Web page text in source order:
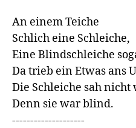
An einem Teiche
Schlich eine Schleiche,
Eine Blindschleiche
Da trieb ein Etwas ans
Die Schleiche sah nicht
Denn sie war blind.
--------------------